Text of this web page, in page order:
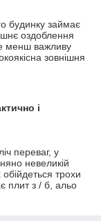
будинку займає
оздоблення
менш важливу
зовнішня
і
переваг, у
невеликій
трохи
плит з / б, альо